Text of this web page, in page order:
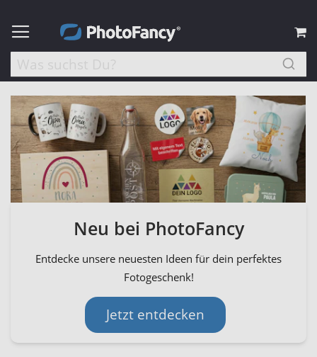
Neu bei PhotoFancy
Entdecke unsere neuesten Ideen für dein perfektes
Fotogeschenk!
Jetzt entdecken